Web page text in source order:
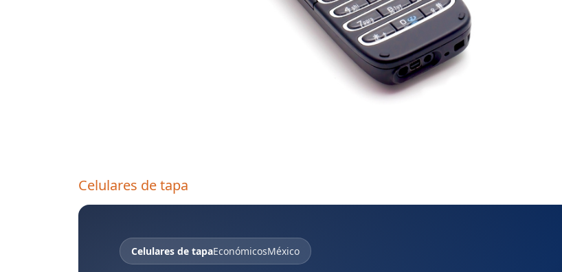
Celulares de tapa
Celulares de tapaEconómicosMéxico